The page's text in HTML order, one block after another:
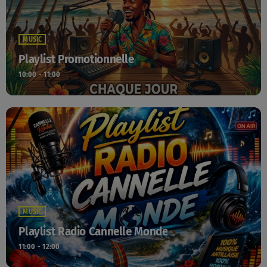
MUSIC
Playlist Promotionnelle
10:00 - 11:00
MUSIC
Playlist Radio Cannelle Monde
11:00 - 12:00